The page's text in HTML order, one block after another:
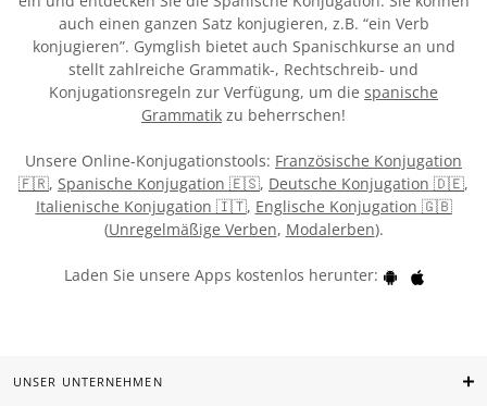
auch einen ganzen Satz konjugieren, z.B. “ein Verb
konjugieren”. Gymglish bietet auch Spanischkurse an und
stellt zahlreiche Grammatik-, Rechtschreib- und
Konjugationsregeln zur Verfügung, um die spanische
Grammatik zu beherrschen!
Unsere Online-Konjugationstools: Französische Konjugation
🇫🇷, Spanische Konjugation 🇪🇸, Deutsche Konjugation 🇩🇪,
Italienische Konjugation 🇮🇹, Englische Konjugation 🇬🇧
(Unregelmäßige Verben, Modalerben).
Laden Sie unsere Apps kostenlos herunter:
UNSER UNTERNEHMEN